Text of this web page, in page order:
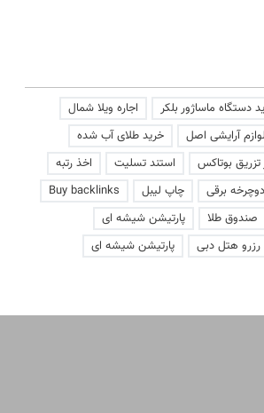
دستگاه ماساژور بلکر
اجاره ویلا شمال
آرایشی اصل
خرید طلای آب شده
تزریق بوتاکس استند تسلیت
اخذ رتبه
برقی چاپ لیبل
Buy backlinks
صندوق طلا
پارتیشن شیشه ای
رزرو هتل دبی پارتیشن شیشه ای